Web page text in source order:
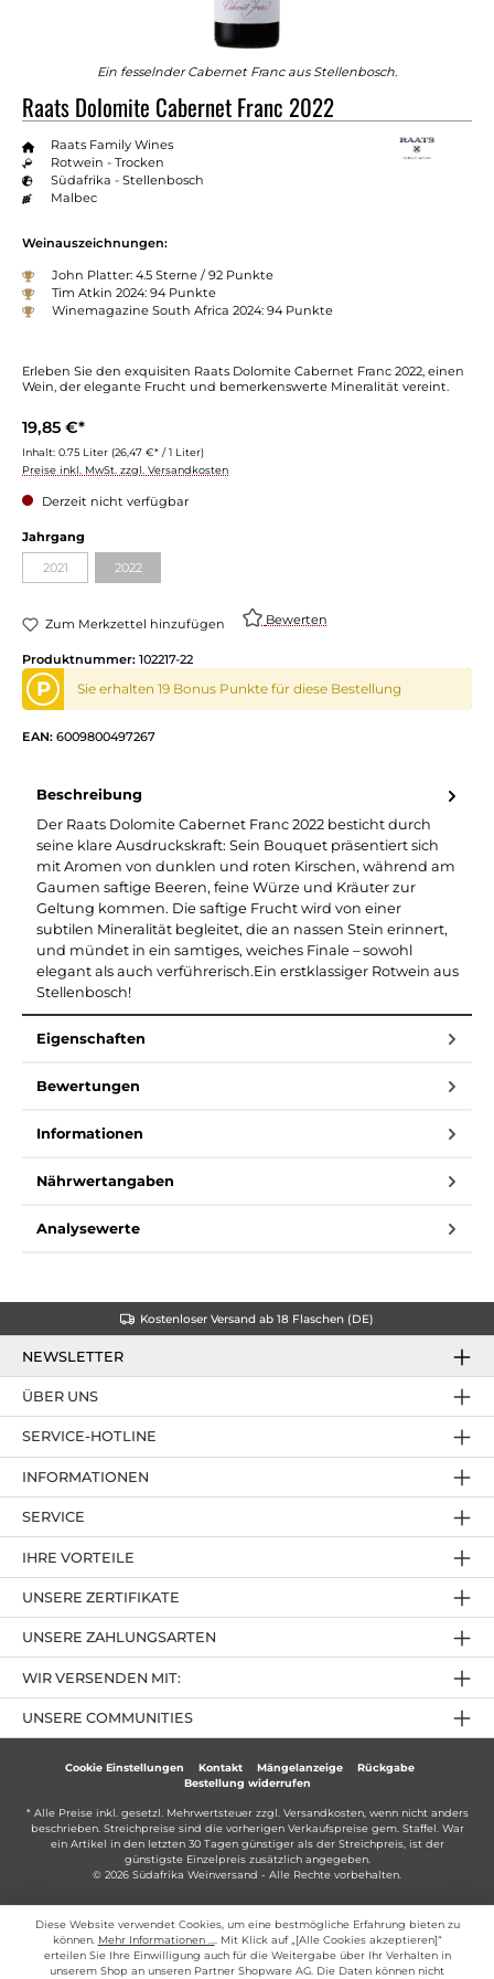
Ein fesselnder Cabernet Franc aus Stellenbosch.
Raats Dolomite Cabernet Franc 2022
Raats Family Wines
Rotwein - Trocken
Südafrika - Stellenbosch
Malbec
Weinauszeichnungen:
John Platter: 4.5 Sterne / 92 Punkte
Tim Atkin 2024: 94 Punkte
Winemagazine South Africa 2024: 94 Punkte
Erleben Sie den exquisiten Raats Dolomite Cabernet Franc 2022, einen
Wein, der elegante Frucht und bemerkenswerte Mineralität vereint.
19,85 €*
Inhalt: 0.75 Liter (26,47 €* / 1 Liter)
Preise inkl. MwSt. zzgl. Versandkosten
Derzeit nicht verfügbar
Jahrgang
2021 2022
Zum Merkzettel hinzufügen Bewerten
Produktnummer: 102217-22
P Sie erhalten 19 Bonus Punkte für diese Bestellung
EAN: 6009800497267
Beschreibung
Der Raats Dolomite Cabernet Franc 2022 besticht durch
seine klare Ausdruckskraft: Sein Bouquet präsentiert sich
mit Aromen von dunklen und roten Kirschen, während am
Gaumen saftige Beeren, feine Würze und Kräuter zur
Geltung kommen. Die saftige Frucht wird von einer
subtilen Mineralität begleitet, die an nassen Stein erinnert,
und mündet in ein samtiges, weiches Finale – sowohl
elegant als auch verführerisch.Ein erstklassiger Rotwein aus
Stellenbosch!
Eigenschaften
Bewertungen
Informationen
Nährwertangaben
Analysewerte
Kostenloser Versand ab 18 Flaschen (DE)
NEWSLETTER
SERVICE-HOTLINE
IHRE VORTEILE
UNSERE ZAHLUNGSARTEN
ÜBER UNS
UNSERE ZERTIFIKATE
INFORMATIONEN
SERVICE
UNSERE COMMUNITIES
WIR VERSENDEN MIT:
Cookie Einstellungen Kontakt Mängelanzeige
Rückgabe
Bestellung widerrufen
* Alle Preise inkl. gesetzl. Mehrwertsteuer zzgl. Versandkosten, wenn nicht anders
beschrieben. Streichpreise sind die vorherigen Verkaufspreise gem. Staffel. War
ein Artikel in den letzten 30 Tagen günstiger als der Streichpreis, ist der
günstigste Einzelpreis zusätzlich angegeben.
© 2026 Südafrika Weinversand - Alle Rechte vorbehalten.
Diese Website verwendet Cookies, um eine bestmögliche Erfahrung bieten zu
können. Mehr Informationen ...
. Mit Klick auf „[Alle Cookies akzeptieren]“
erteilen Sie Ihre Einwilligung auch für die Weitergabe über Ihr Verhalten in
unserem Shop an unseren Partner Shopware AG. Die Daten können nicht